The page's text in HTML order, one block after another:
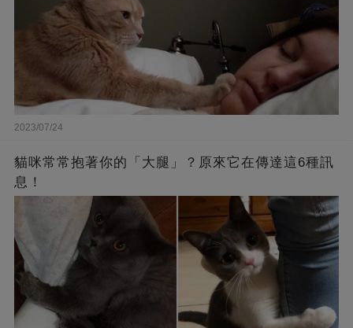
2023/07/24
貓咪常常抱著你的「大腿」？原來它在傳達這6種訊
息！